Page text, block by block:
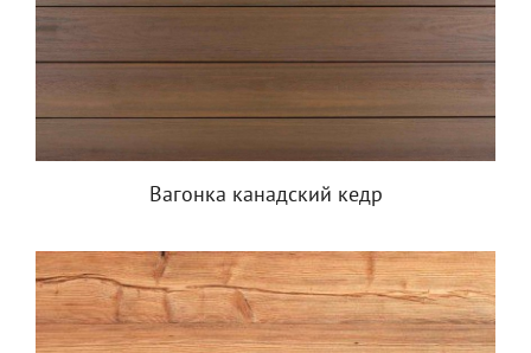
Вагонка канадский кедр